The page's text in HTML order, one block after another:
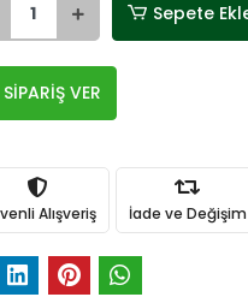
Sepete
VER
Alışveriş İade ve Değişim